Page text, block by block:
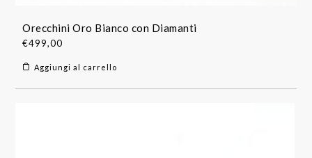
Orecchini Oro Bianco con Diamanti
€499,00
Aggiungi al carrello